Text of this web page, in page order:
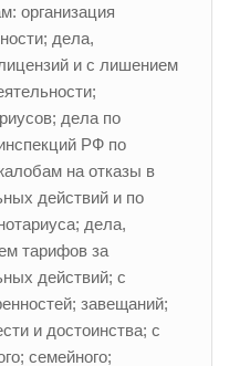
организация
дела,
и с лишением
дела по
РФ по
на отказы в
действий и по
дела,
тарифов за
действий; с
завещаний;
и достоинства; с
семейного;